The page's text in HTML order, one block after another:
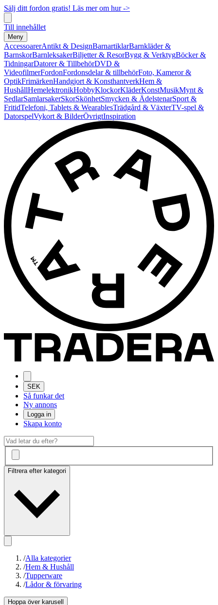
Sälj ditt fordon gratis! Läs mer om hur ->
Till innehållet
Meny
AccessoarerAntikt & DesignBarnartiklarBarnkläder &
BarnskorBarnleksakerBiljetter & ResorBygg & VerktygBöcker &
TidningarDatorer & TillbehörDVD &
VideofilmerFordonFordonsdelar & tillbehörFoto, Kameror &
OptikFrimärkenHandgjort & KonsthantverkHem &
HushållHemelektronikHobbyKlockorKläderKonstMusikMynt &
SedlarSamlarsakerSkorSkönhetSmycken & ÄdelstenarSport &
FritidTelefoni, Tablets & WearablesTrädgård & VäxterTV-spel &
DatorspelVykort & BilderÖvrigtInspiration
SEK
Så funkar det
Ny annons
Logga in
Skapa konto
Filtrera efter kategori
/Alla kategorier
/Hem & Hushåll
/Tupperware
/Lådor & förvaring
Hoppa över karusell